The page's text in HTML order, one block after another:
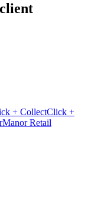
+ CollectClick +
Manor Retail